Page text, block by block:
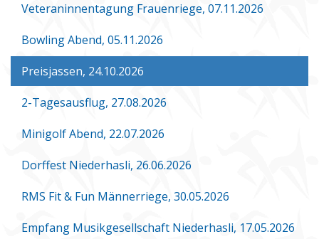
Veteraninnentagung Frauenriege, 07.11.2026
Bowling Abend, 05.11.2026
Preisjassen, 24.10.2026
2-Tagesausflug, 27.08.2026
Minigolf Abend, 22.07.2026
Dorffest Niederhasli, 26.06.2026
RMS Fit & Fun Männerriege, 30.05.2026
Empfang Musikgesellschaft Niederhasli, 17.05.2026